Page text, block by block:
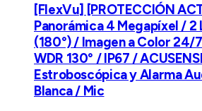
[FlexVu] [PROTECCIÓN
Panorámica 4 Megapíxel / 2
(180°) / Imagen a Color 24/
WDR 130° / IP67 /
Estroboscópica y Alarma
Blanca / Mic